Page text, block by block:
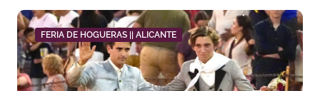
FERIA DE HOGUERAS || ALICANTE